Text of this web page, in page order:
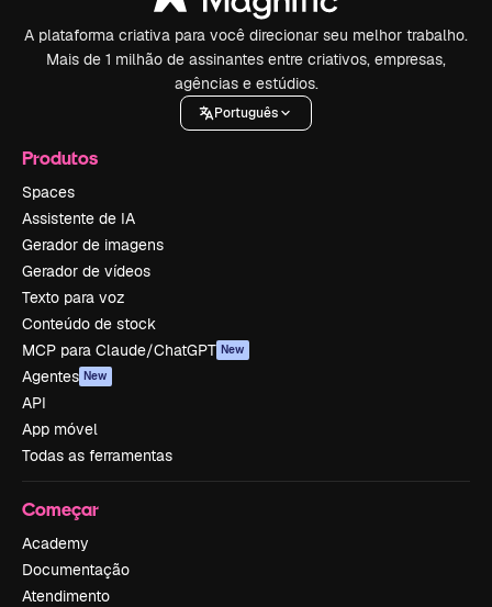
A plataforma criativa para você direcionar seu melhor trabalho.
Mais de 1 milhão de assinantes entre criativos, empresas,
agências e estúdios.
Português
Produtos
Spaces
Assistente de IA
Gerador de imagens
Gerador de vídeos
Texto para voz
Conteúdo de stock
MCP para Claude/ChatGPT New
Agentes New
API
App móvel
Todas as ferramentas
Começar
Academy
Documentação
Atendimento